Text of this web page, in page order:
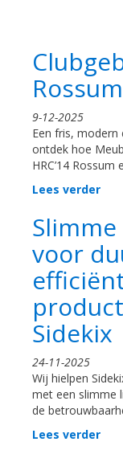
Rossum
9-12-2025
Een fris,
ontdek hoe
HRC’14
Lees verder
voor
Sidekix
24-11-2025
Wij hielpen
met een slimme
de
Lees verder